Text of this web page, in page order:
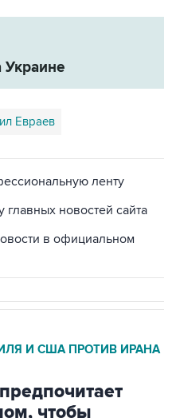
Украине
Евраев
ленту
главных новостей сайта
в официальном
И США ПРОТИВ ИРАНА
чтобы